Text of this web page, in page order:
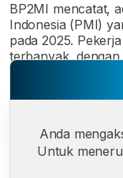
BP2MI mencatat,
Indonesia (PMI)
pada 2025.
terbanyak,
Anda
Untuk